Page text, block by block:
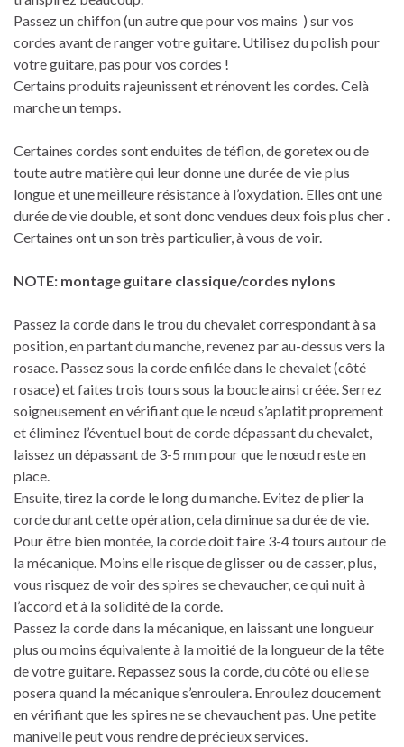
Passez un chiffon (un autre que pour vos mains ) sur vos
cordes avant de ranger votre guitare. Utilisez du polish pour
votre guitare, pas pour vos cordes !
Certains produits rajeunissent et rénovent les cordes. Celà
marche un temps.
Certaines cordes sont enduites de téflon, de goretex ou de
toute autre matière qui leur donne une durée de vie plus
longue et une meilleure résistance à l’oxydation. Elles ont une
durée de vie double, et sont donc vendues deux fois plus cher .
Certaines ont un son très particulier, à vous de voir.
NOTE: montage guitare classique/cordes nylons
Passez la corde dans le trou du chevalet correspondant à sa
position, en partant du manche, revenez par au-dessus vers la
rosace. Passez sous la corde enfilée dans le chevalet (côté
rosace) et faites trois tours sous la boucle ainsi créée. Serrez
soigneusement en vérifiant que le nœud s’aplatit proprement
et éliminez l’éventuel bout de corde dépassant du chevalet,
laissez un dépassant de 3-5 mm pour que le nœud reste en
place.
Ensuite, tirez la corde le long du manche. Evitez de plier la
corde durant cette opération, cela diminue sa durée de vie.
Pour être bien montée, la corde doit faire 3-4 tours autour de
la mécanique. Moins elle risque de glisser ou de casser, plus,
vous risquez de voir des spires se chevaucher, ce qui nuit à
l’accord et à la solidité de la corde.
Passez la corde dans la mécanique, en laissant une longueur
plus ou moins équivalente à la moitié de la longueur de la tête
de votre guitare. Repassez sous la corde, du côté ou elle se
posera quand la mécanique s’enroulera. Enroulez doucement
en vérifiant que les spires ne se chevauchent pas. Une petite
manivelle peut vous rendre de précieux services.